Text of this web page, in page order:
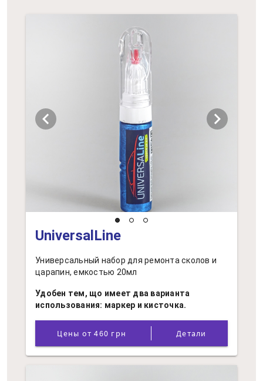
chevron_left chevron_right
UniversalLine
Универсальный набор для ремонта сколов и
царапин, емкостью 20мл
Удобен тем, що имеет два варианта
использования: маркер и кисточка.
Цены от 460 грн Детали